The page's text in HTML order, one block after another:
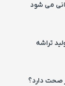
تراشه
صحت دارد؟